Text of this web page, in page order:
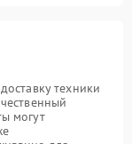
техники
могут